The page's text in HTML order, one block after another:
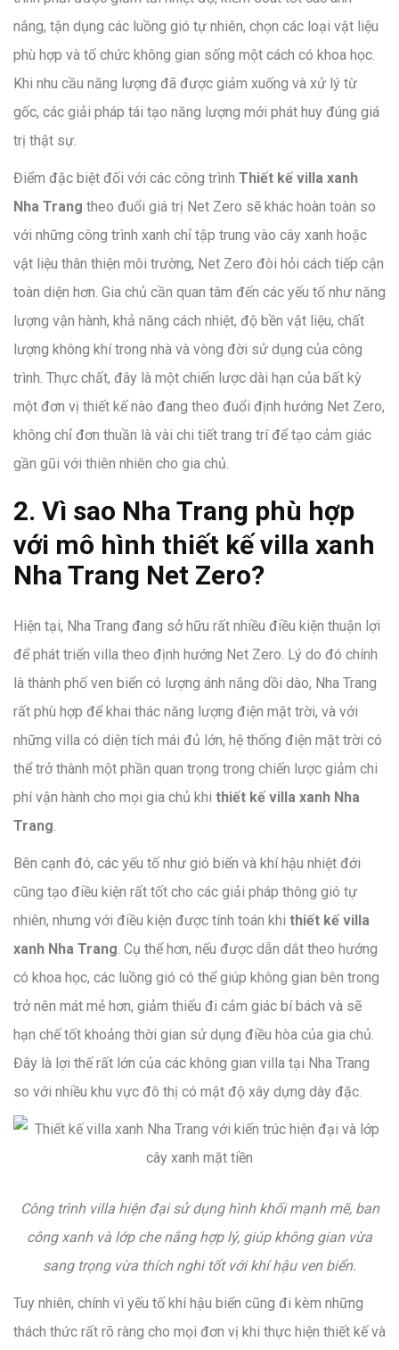
nắng, tận dụng các luồng gió tự nhiên, chọn các loại vật liệu
phù hợp và tổ chức không gian sống một cách có khoa học.
Khi nhu cầu năng lượng đã được giảm xuống và xử lý từ
gốc, các giải pháp tái tạo năng lượng mới phát huy đúng giá
trị thật sự.
Điểm đặc biệt đối với các công trình Thiết kế villa xanh
Nha Trang theo đuổi giá trị Net Zero sẽ khác hoàn toàn so
với những công trình xanh chỉ tập trung vào cây xanh hoặc
vật liệu thân thiện môi trường, Net Zero đòi hỏi cách tiếp cận
toàn diện hơn. Gia chủ cần quan tâm đến các yếu tố như năng
lượng vận hành, khả năng cách nhiệt, độ bền vật liệu, chất
lượng không khí trong nhà và vòng đời sử dụng của công
trình. Thực chất, đây là một chiến lược dài hạn của bất kỳ
một đơn vị thiết kế nào đang theo đuổi định hướng Net Zero,
không chỉ đơn thuần là vài chi tiết trang trí để tạo cảm giác
gần gũi với thiên nhiên cho gia chủ.
2. Vì sao Nha Trang phù hợp
với mô hình thiết kế villa xanh
Nha Trang Net Zero?
Hiện tại, Nha Trang đang sở hữu rất nhiều điều kiện thuận lợi
để phát triển villa theo định hướng Net Zero. Lý do đó chính
là thành phố ven biển có lượng ánh nắng dồi dào, Nha Trang
rất phù hợp để khai thác năng lượng điện mặt trời, và với
những villa có diện tích mái đủ lớn, hệ thống điện mặt trời có
thể trở thành một phần quan trọng trong chiến lược giảm chi
phí vận hành cho mọi gia chủ khi thiết kế villa xanh Nha
Trang
Bên cạnh đó, các yếu tố như gió biển và khí hậu nhiệt đới
cũng tạo điều kiện rất tốt cho các giải pháp thông gió tự
nhiên, nhưng với điều kiện được tính toán khi thiết kế villa
xanh Nha Trang . Cụ thể hơn, nếu được dẫn dắt theo hướng
có khoa học, các luồng gió có thể giúp không gian bên trong
trở nên mát mẻ hơn, giảm thiểu đi cảm giác bí bách và sẽ
hạn chế tốt khoảng thời gian sử dụng điều hòa của gia chủ.
Đây là lợi thế rất lớn của các không gian villa tại Nha Trang
so với nhiều khu vực đô thị có mật độ xây dựng dày đặc.
Công trình villa hiện đại sử dụng hình khối mạnh mẽ, ban
công xanh và lớp che nắng hợp lý, giúp không gian vừa
sang trọng vừa thích nghi tốt với khí hậu ven biển.
Tuy nhiên, chính vì yếu tố khí hậu biển cũng đi kèm những
thách thức rất rõ ràng cho mọi đơn vị khi thực hiện thiết kế và